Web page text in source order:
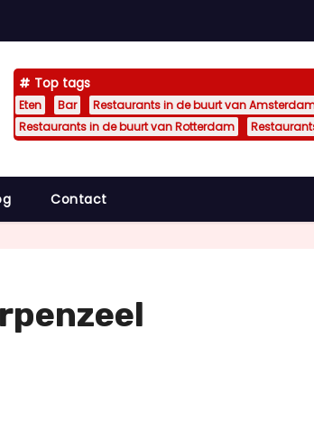
Top tags
Eten Bar Restaurants in de buurt van
Restaurants in de buurt van Rotterdam
Contact